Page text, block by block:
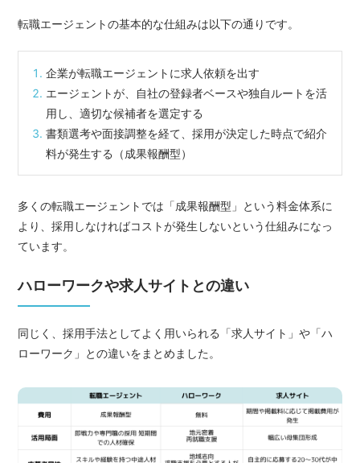
転職エージェントの基本的な仕組みは以下の通りです。
企業が転職エージェントに求人依頼を出す
エージェントが、自社の登録者ベースや独自ルートを活
用し、適切な候補者を選定する
書類選考や面接調整を経て、採用が決定した時点で紹介
料が発生する（成果報酬型）
多くの転職エージェントでは「成果報酬型」という料金体系に
より、採用しなければコストが発生しないという仕組みになっ
ています。
ハローワークや求人サイトとの違い
同じく、採用手法としてよく用いられる「求人サイト」や「ハ
ローワーク」との違いをまとめました。